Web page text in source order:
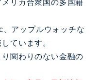
メリカ合衆国の多国籍
アップルウォッチな
ています。
関わりのない金融の